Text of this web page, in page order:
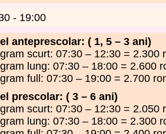
- 19:00
anteprescolar: ( 1, 5 – 3 ani)
scurt: 07:30 – 12:30 = 2.300
lung: 07:30 – 18:00 = 2.600
full: 07:30 – 19:00 = 2.700
prescolar: ( 3 – 6 ani)
scurt: 07:30 – 12:30 = 2.050
lung: 07:30 – 18:00 = 2.300